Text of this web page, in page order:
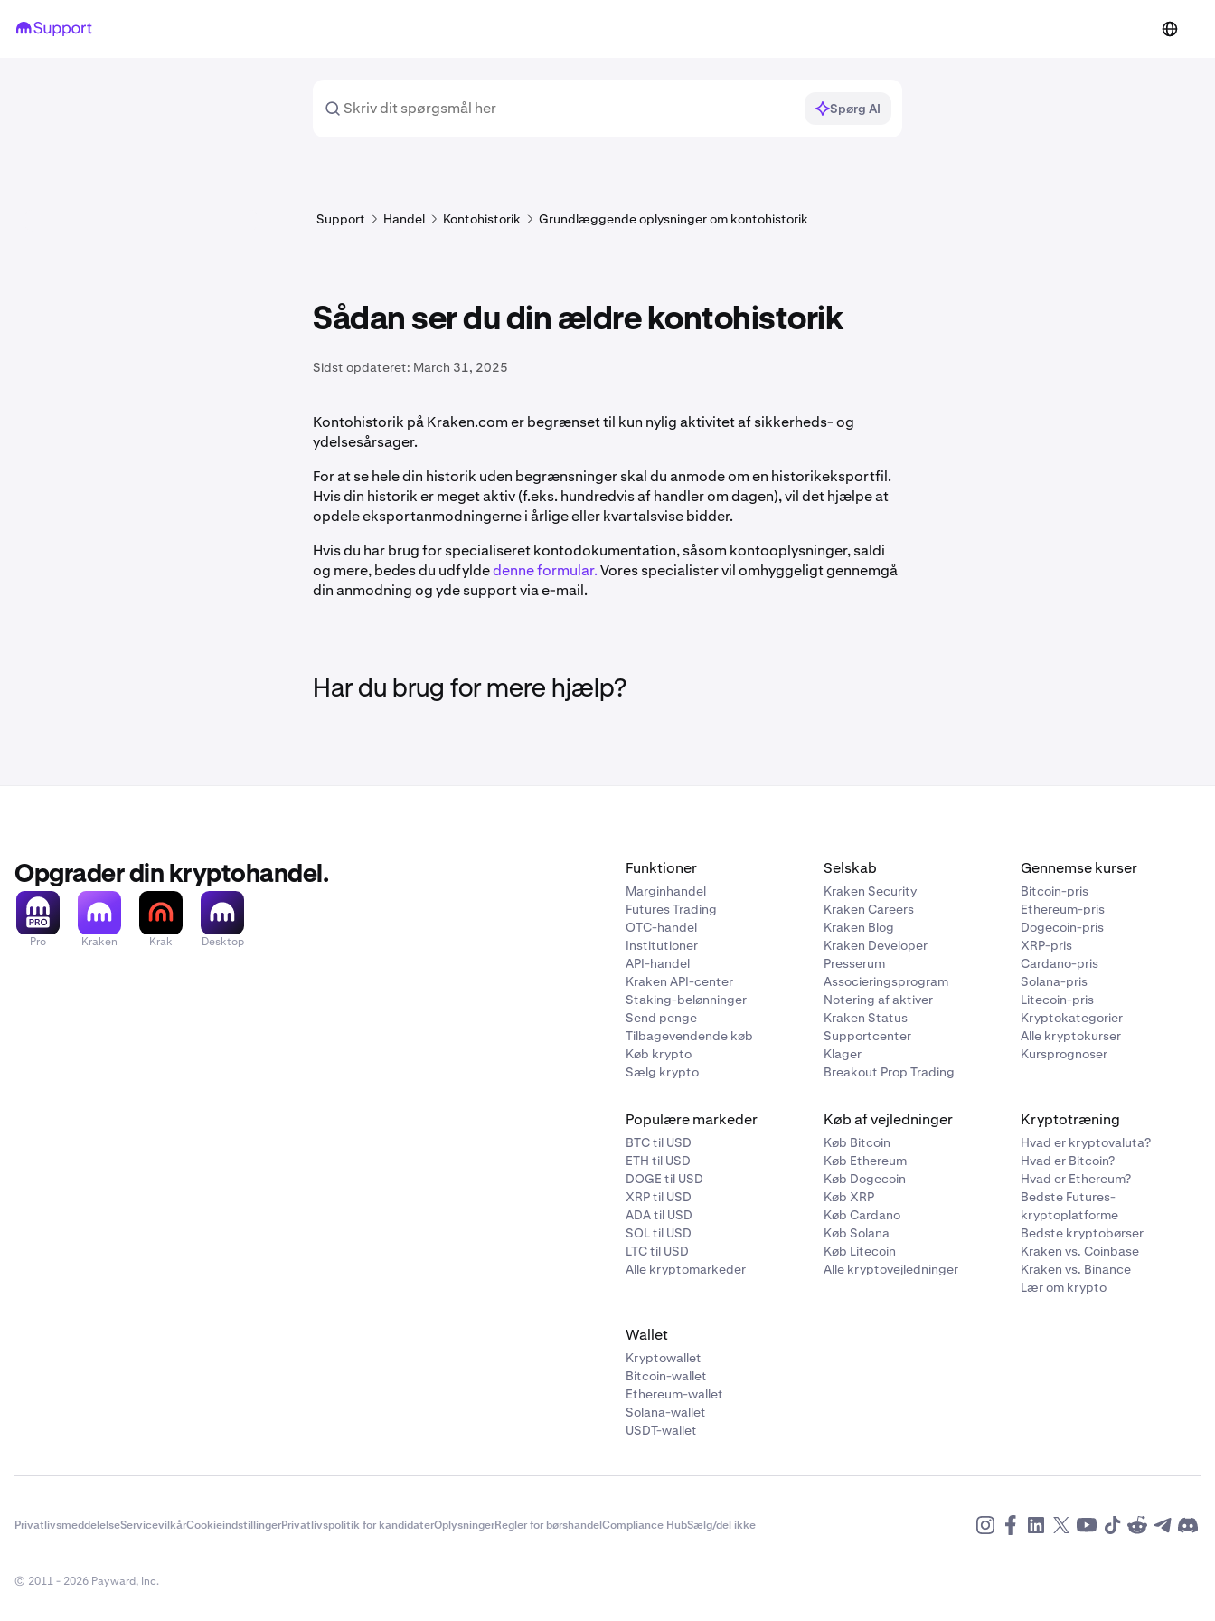
Spørg AI
Support Handel Kontohistorik Grundlæggende oplysninger om kontohistorik
Sådan ser du din ældre kontohistorik
Sidst opdateret: March 31, 2025
Kontohistorik på Kraken.com er begrænset til kun nylig aktivitet af sikkerheds- og
ydelsesårsager.
For at se hele din historik uden begrænsninger skal du anmode om en historikeksportfil.
Hvis din historik er meget aktiv (f.eks. hundredvis af handler om dagen), vil det hjælpe at
opdele eksportanmodningerne i årlige eller kvartalsvise bidder.
Hvis du har brug for specialiseret kontodokumentation, såsom kontooplysninger, saldi
og mere, bedes du udfyldedenne formular.Vores specialister vil omhyggeligt gennemgå
din anmodning og yde support via e-mail.
Har du brug for mere hjælp?
Opgrader din kryptohandel.
Pro Kraken Krak Desktop
Funktioner
Marginhandel
Futures Trading
OTC-handel
Institutioner
API-handel
Kraken API-center
Staking-belønninger
Send penge
Tilbagevendende køb
Køb krypto
Sælg krypto
Selskab
Kraken Security
Kraken Careers
Kraken Blog
Kraken Developer
Presserum
Associeringsprogram
Notering af aktiver
Kraken Status
Supportcenter
Klager
Breakout Prop Trading
Gennemse kurser
Bitcoin-pris
Ethereum-pris
Dogecoin-pris
XRP-pris
Cardano-pris
Solana-pris
Litecoin-pris
Kryptokategorier
Alle kryptokurser
Kursprognoser
Populære markeder
BTC til USD
ETH til USD
DOGE til USD
XRP til USD
ADA til USD
SOL til USD
LTC til USD
Alle kryptomarkeder
Køb af vejledninger
Køb Bitcoin
Køb Ethereum
Køb Dogecoin
Køb XRP
Køb Cardano
Køb Solana
Køb Litecoin
Alle kryptovejledninger
Kryptotræning
Hvad er kryptovaluta?
Hvad er Bitcoin?
Hvad er Ethereum?
Bedste Futures-
kryptoplatforme
Bedste kryptobørser
Kraken vs. Coinbase
Kraken vs. Binance
Lær om krypto
Wallet
Kryptowallet
Bitcoin-wallet
Ethereum-wallet
Solana-wallet
USDT-wallet
PrivatlivsmeddelelseServicevilkårCookieindstillingerPrivatlivspolitik for kandidaterOplysningerRegler for børshandelCompliance HubSælg/del ikke
© 2011 - 2026 Payward, Inc.